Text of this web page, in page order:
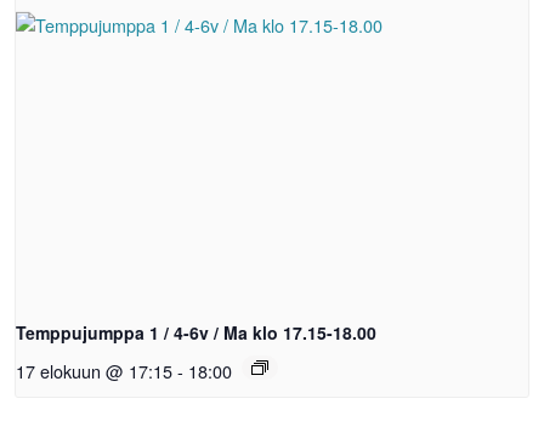
Temppujumppa 1 / 4-6v / Ma klo 17.15-18.00
17 elokuun @ 17:15- 18:00